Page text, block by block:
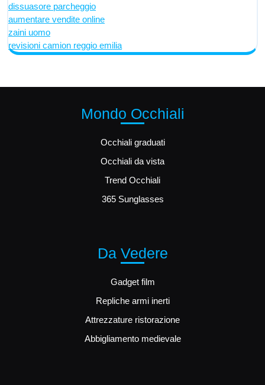
dissuasore parcheggio
aumentare vendite online
zaini uomo
revisioni camion reggio emilia
Mondo Occhiali
Occhiali graduati
Occhiali da vista
Trend Occhiali
365 Sunglasses
Da Vedere
Gadget film
Repliche armi inerti
Attrezzature ristorazione
Abbigliamento medievale